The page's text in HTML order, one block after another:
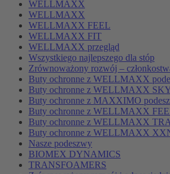
WELLMAXX
WELLMAXX
WELLMAXX FEEL
WELLMAXX FIT
WELLMAXX przegląd
Wszystkiego najlepszego dla stóp
Zrównoważony rozwój –
Buty ochronne z WELLMAXX
Buty ochronne z WELLMAXX
Buty ochronne z MAXXIMO
Buty ochronne z WELLMAXX
Buty ochronne z WELLMAXX
Buty ochronne z WELLMAXX
Nasze podeszwy
BIOMEX DYNAMICS
TRANSFOAMERS